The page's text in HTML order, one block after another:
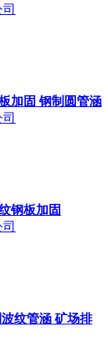
加固 钢制圆管涵
钢板加固
纹管涵 矿场排